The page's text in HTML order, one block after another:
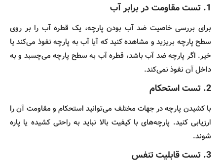
1. تست مقاومت در برابر آب
برای بررسی خاصیت ضد آب بودن پارچه، یک قطره آب را بر روی
سطح پارچه بریزید و مشاهده کنید که آیا آب به پارچه نفوذ می‌کند یا
خیر. اگر پارچه ضد آب باشد، قطره آب به سطح پارچه می‌چسبد و به
داخل آن نفوذ نمی‌کند.
2. تست استحکام
با کشیدن پارچه در جهات مختلف می‌توانید استحکام و مقاومت آن را
ارزیابی کنید. پارچه‌های با کیفیت بالا نباید به راحتی کشیده یا پاره
شوند.
3. تست قابلیت تنفس